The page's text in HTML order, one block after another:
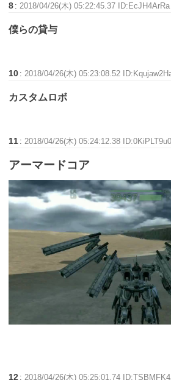
8 :2018/04/26(木) 05:22:45.37 ID:EcJH4ArRa
僕らの貸与
10 :2018/04/26(木) 05:23:08.52
カスタムロボ
11 :2018/04/26(木) 05:24:12.38 ID:0KiPLT9u0
アーマードコア
12 : 2018/04/26(木) 05:25:01.74